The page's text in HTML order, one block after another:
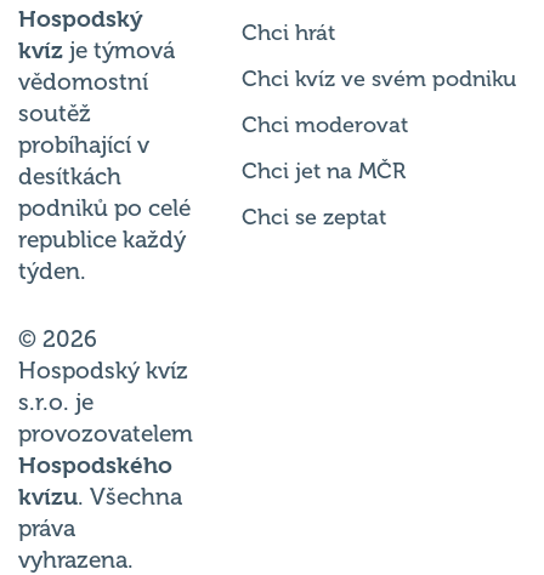
Hospodský
kvíz je týmová
vědomostní
soutěž
probíhající v
desítkách
podniků po celé
republice každý
týden.
© 2026
Hospodský kvíz
s.r.o. je
provozovatelem
Hospodského
kvízu. Všechna
práva
vyhrazena.
Chci hrát
Chci kvíz ve svém podniku
Chci moderovat
Chci jet na MČR
Chci se zeptat